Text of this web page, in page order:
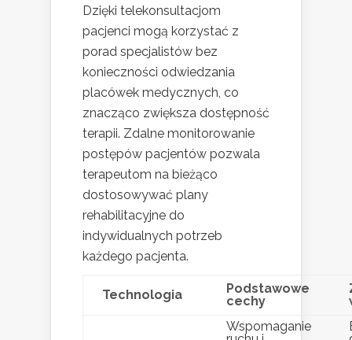
Dzięki telekonsultacjom
pacjenci mogą korzystać z
porad specjalistów bez
konieczności odwiedzania
placówek medycznych, co
znacząco zwiększa dostępność
terapii. Zdalne monitorowanie
postępów pacjentów pozwala
terapeutom na bieżąco
dostosowywać plany
rehabilitacyjne do
indywidualnych potrzeb
każdego pacjenta.
Technologia
Podstawowe
cechy
Wspomaganie